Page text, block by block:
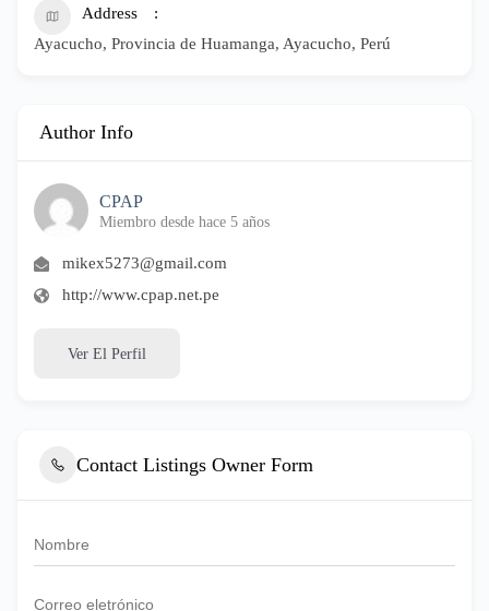
Address
Ayacucho, Provincia de Huamanga, Ayacucho, Perú
Author Info
CPAP
Miembro desde hace 5 años
mikex5273@gmail.com
http://www.cpap.net.pe
Ver El Perfil
Contact Listings Owner Form